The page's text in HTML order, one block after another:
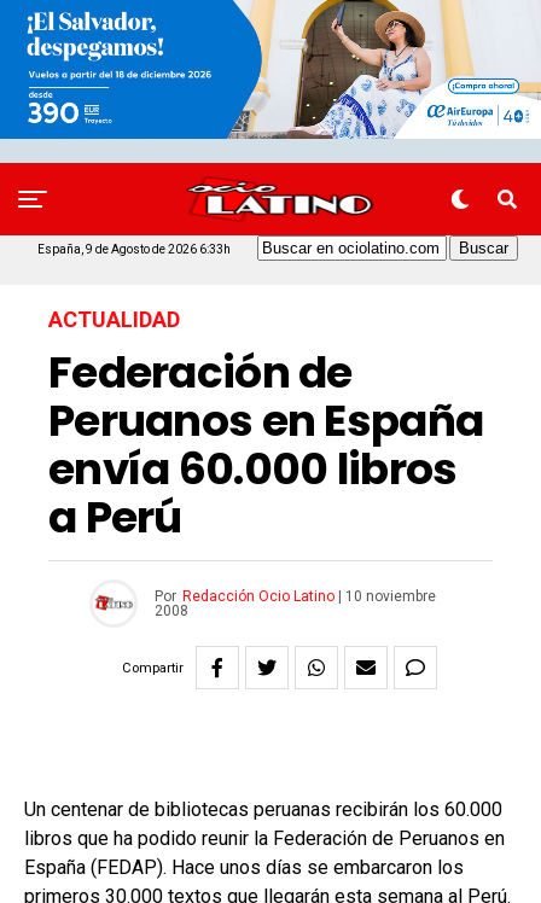
España, 9 de Agosto de 2026 6:33h
ACTUALIDAD
Federación de
Peruanos en España
envía 60.000 libros
a Perú
Por Redacción Ocio Latino
10 noviembre
2008
Compartir
Un centenar de bibliotecas peruanas recibirán los 60.000
libros que ha podido reunir la Federación de Peruanos en
España (FEDAP). Hace unos días se embarcaron los
primeros 30.000 textos que llegarán esta semana al Perú.